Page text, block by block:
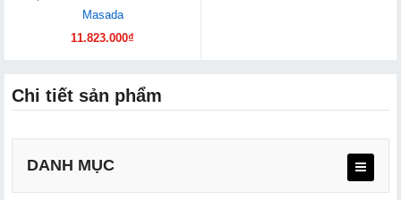
Masada
11.823.000₫
Chi tiết sản phẩm
DANH MỤC